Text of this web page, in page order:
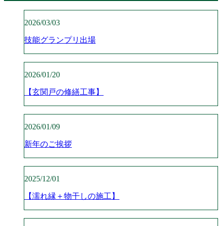
2026/03/03
技能グランプリ出場
2026/01/20
【玄関戸の修繕工事】
2026/01/09
新年のご挨拶
2025/12/01
【濡れ縁＋物干しの施工】